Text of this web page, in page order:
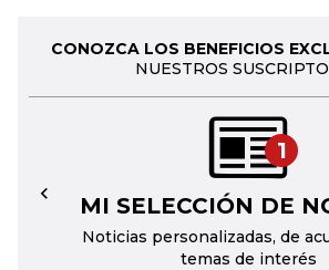
CONOZCA LOS BENEFICIOS
NUESTROS
1
MI SELECCIÓN DE
Noticias personalizadas, de
temas de interés
←